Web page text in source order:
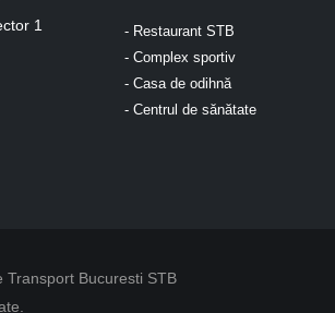
1
- Restaurant STB
- Complex sportiv
- Casa de odihnă
- Centrul de sănătate
Bucuresti STB